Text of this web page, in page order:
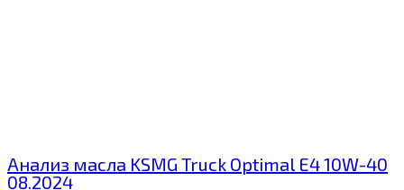
Анализ масла KSMG Truck Optimal E4 10W-40
08.2024